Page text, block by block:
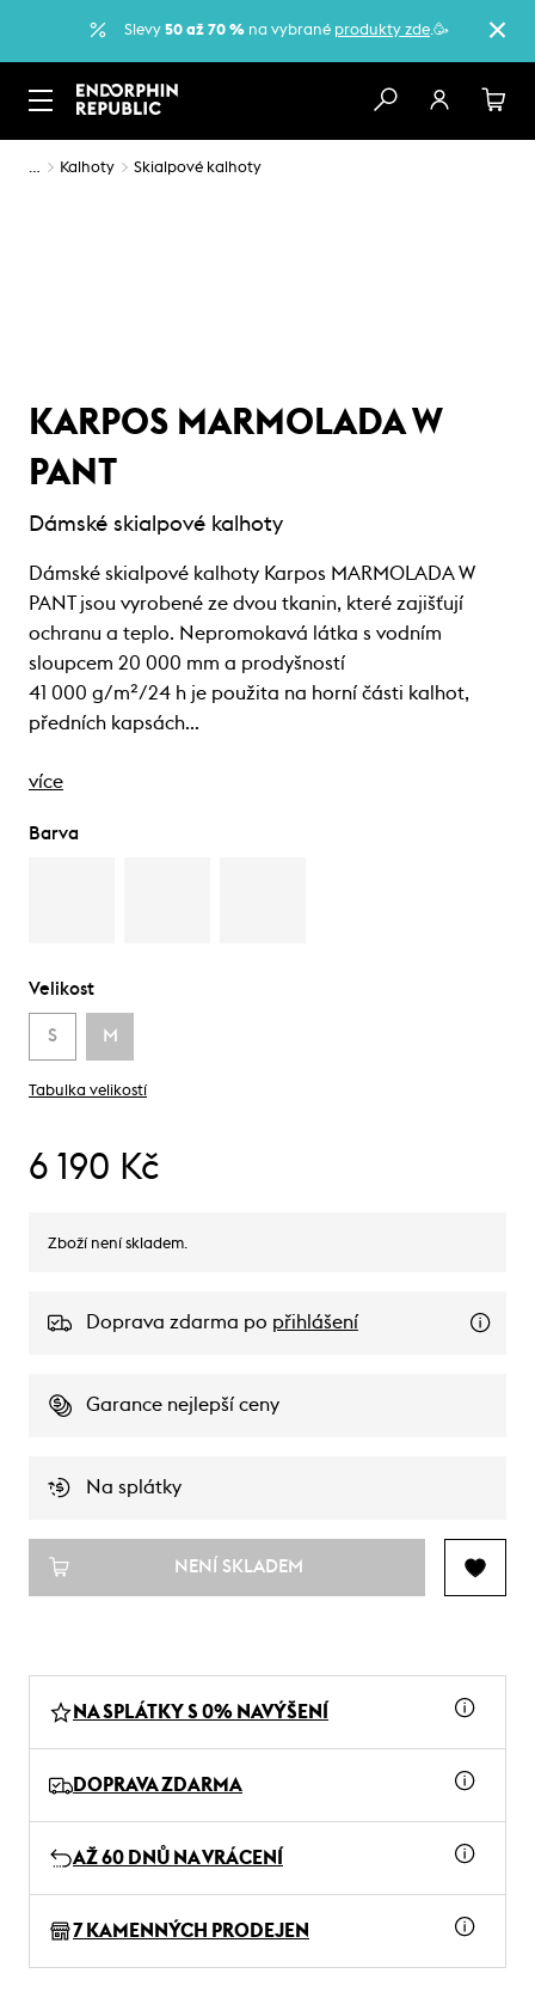
Slevy 50 až 70 % na vybrané produkty zde.🥳
… Kalhoty Skialpové kalhoty
KARPOS MARMOLADA W
PANT
Dámské skialpové kalhoty
Dámské skialpové kalhoty Karpos MARMOLADA W
PANT jsou vyrobené ze dvou tkanin, které zajišťují
ochranu a teplo. Nepromokavá látka s vodním
sloupcem 20 000 mm a prodyšností
41 000 g/m²/24 h je použita na horní části kalhot,
předních kapsách…
více
Barva
Velikost
S M
Tabulka velikostí
6 190 Kč
Zboží není skladem.
Doprava zdarma po přihlášení
Garance nejlepší ceny
Na splátky
NENÍ SKLADEM
NA SPLÁTKY S 0% NAVÝŠENÍ
DOPRAVA ZDARMA
AŽ 60 DNŮ NA VRÁCENÍ
7 KAMENNÝCH PRODEJEN